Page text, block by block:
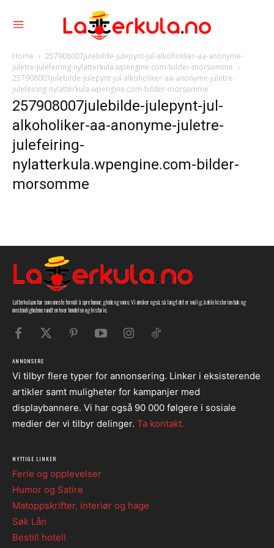
Home
257908007julebilde-julepynt-jul-alkoholiker-aa-anonyme-
juletre-julefeiring-nylatterkula.wpengine.com-bilder-morsomme
257908007julebilde-julepynt-jul-alkoholiker-aa-anonyme-juletre-
julefeiring-nylatterkula.wpengine.com-bilder-morsomme
257908007julebilde-julepynt-jul-
alkoholiker-aa-anonyme-juletre-
julefeiring-
nylatterkula.wpengine.com-bilder-
morsomme
Latterkula.no har som eneste formål å spre humor, glede og moro. Vi ønsker også, så langt det er mulig, å dele historien bak og
omstendighetene rundt en hver hendelse og historie.
ANNONSERE
Vi tilbyr flere typer for annonsering. Linker i eksisterende
artikler samt muligheter for kampanjer med
displaybannere. Vi har også 90 000 følgere i sosiale
medier der vi tilbyr delinger. Ta kontakt.
NYTTIGE LINKER
Ferie og opplevelser
Humor og Satire
Matoppskrifter, interiør og hage
Søk Lån
Bestill hotell